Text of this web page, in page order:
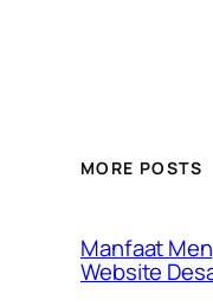
MORE POSTS
Manfaat
Website